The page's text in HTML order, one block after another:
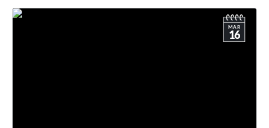
MAR
16